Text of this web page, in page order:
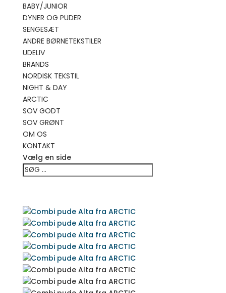
BABY/JUNIOR
DYNER OG PUDER
SENGESÆT
ANDRE BØRNETEKSTILER
UDELIV
BRANDS
NORDISK TEKSTIL
NIGHT & DAY
ARCTIC
SOV GODT
SOV GRØNT
OM OS
KONTAKT
Vælg en side